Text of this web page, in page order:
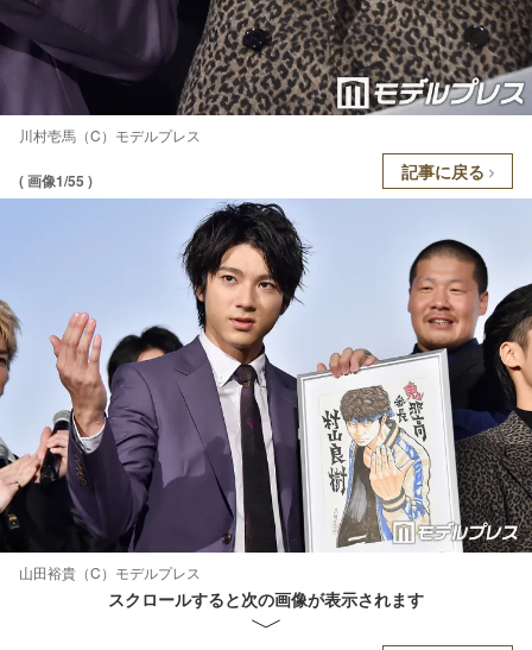
川村壱馬（C）モデルプレス
( 画像1/55 ) 記事に戻る
山田裕貴（C）モデルプレス
スクロールすると次の画像が表示されます